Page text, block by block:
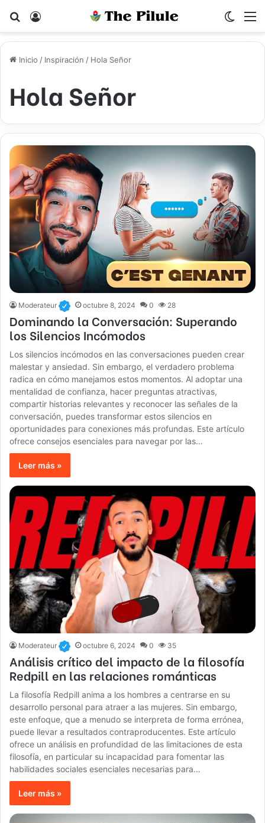
Buscar por
Inicio / Inspiración / Hola Señor
Hola Señor
Moderateur octubre 8, 2024 0 28
Dominando la Conversación: Superando
los Silencios Incómodos
Los silencios incómodos en las conversaciones pueden crear
malestar y ansiedad. Sin embargo, el verdadero problema
radica en cómo manejamos estos momentos. Al adoptar una
mentalidad de confianza, hacer preguntas atractivas,
compartir historias relevantes y reconocer las señales de la
conversación, puedes transformar estos silencios en
oportunidades para conexiones más profundas. Este artículo
ofrece consejos esenciales para navegar por las…
Leer más »
Moderateur octubre 6, 2024 0 35
Análisis crítico del impacto de la filosofía
Redpill en las relaciones románticas
La filosofía Redpill anima a los hombres a centrarse en su
desarrollo personal para atraer a las mujeres. Sin embargo,
este enfoque, que a menudo se interpreta de forma errónea,
puede llevar a resultados contraproducentes. Este artículo
ofrece un análisis en profundidad de las limitaciones de esta
filosofía, en particular su incapacidad para fomentar las
habilidades sociales esenciales necesarias para…
Leer más »